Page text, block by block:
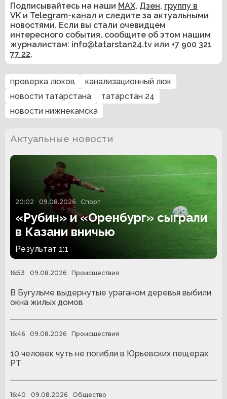
Подписывайтесь на наши MAX, Дзен, группу в
VK и Telegram-канал и следите за актуальными
новостями. Если вы стали очевидцем
интересного события, сообщите об этом нашим
журналистам: info@tatarstan24.tv или +7 900 321
77 22.
проверка люков
канализационный люк
новости татарстана
татарстан 24
новости нижнекамска
Актуальные новости
20:02 09.08.2026 Спорт
«Рубин» и «Оренбург» сыграли
в Казани вничью
Результат 1:1
16:53 09.08.2026 Происшествия
В Бугульме выдернутые ураганом деревья выбили
окна жилых домов
16:46 09.08.2026 Происшествия
10 человек чуть не погибли в Юрьевских пещерах
РТ
16:40 09.08.2026 Общество